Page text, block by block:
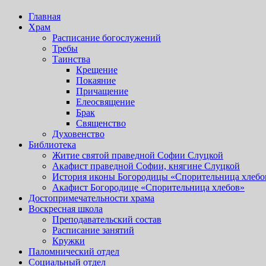
Главная
Храм
Расписание богослужений
Требы
Таинства
Крещение
Покаяние
Причащение
Елеосвящение
Брак
Священство
Духовенство
Библиотека
Житие святой праведной Софии Слуцкой
Акафист праведной Софии, княгине Слуцкой
История иконы Богородицы «Спорительница
Акафист Богородице «Спорительница хлебов»
Достопримечательности храма
Воскресная школа
Преподавательский состав
Расписание занятий
Кружки
Паломнический отдел
Социальный отдел